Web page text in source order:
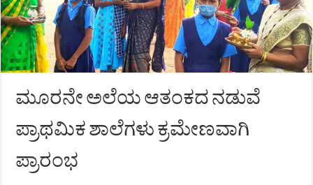
ಮೂರನೇ ಅಲೆಯ ಆತಂಕದ ನಡುವೆ
ಪ್ರಾಥಮಿಕ ಶಾಲೆಗಳು ಕ್ರಮೇಣವಾಗಿ
ಪ್ರಾರಂಭ